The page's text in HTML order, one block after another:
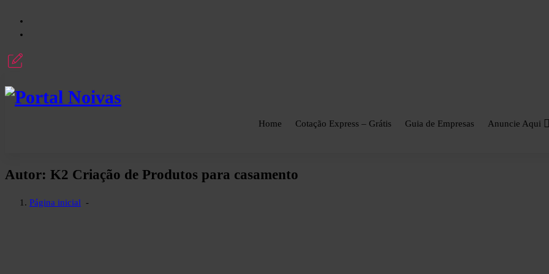
para
conteúdo
Home Cotação Express – Grátis Guia de Empresas Anuncie Aqui
Autor: K2 Criação de Produtos para casamento
Página inicial -